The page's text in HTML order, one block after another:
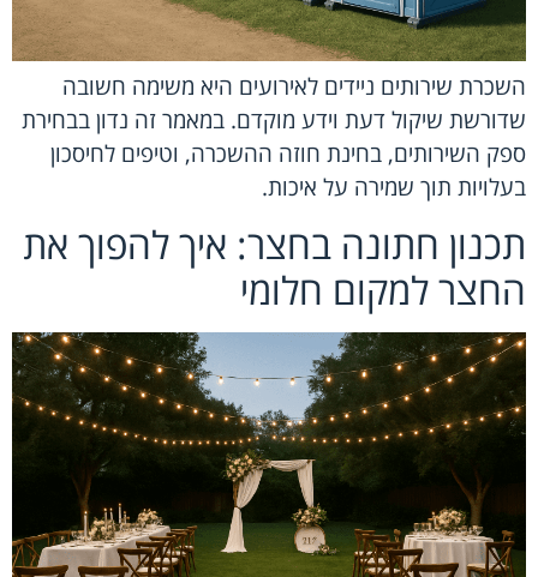
השכרת שירותים ניידים לאירועים היא משימה חשובה
שדורשת שיקול דעת וידע מוקדם. במאמר זה נדון בבחירת
ספק השירותים, בחינת חוזה ההשכרה, וטיפים לחיסכון
בעלויות תוך שמירה על איכות.
תכנון חתונה בחצר: איך להפוך את
החצר למקום חלומי